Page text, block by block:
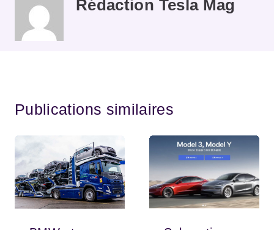
Rédaction Tesla Mag
Publications similaires